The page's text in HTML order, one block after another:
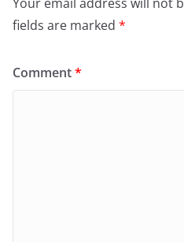
fields are marked *
Comment*